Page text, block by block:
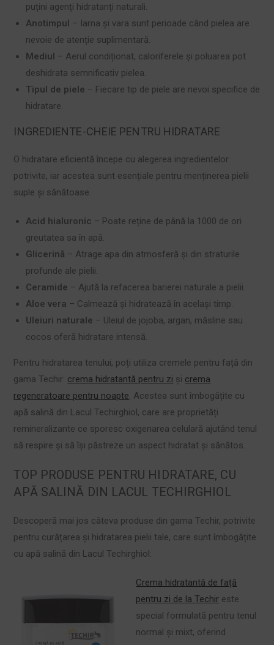
puțini agenți hidratanți naturali.
Anotimpul – Iarna și vara sunt perioade când pielea are
nevoie de atenție suplimentară.
Mediul – Aerul condiționat, caloriferele și poluarea pot
deshidrata semnificativ pielea.
Tipul de piele – Fiecare tip de piele are nevoi specifice de
hidratare.
INGREDIENTE-CHEIE PENTRU HIDRATARE
O hidratare eficientă începe cu alegerea ingredientelor
potrivite, iar acestea sunt esențiale pentru menținerea pielii
suple și sănătoase.
Acid hialuronic – Poate reține de până la 1000 de ori
greutatea sa în apă.
Glicerină – Atrage apa din atmosferă și din straturile
profunde ale pielii.
Ceramide – Ajută la refacerea barierei naturale a pielii.
Aloe vera – Calmează și hidratează în același timp.
Uleiuri naturale – Uleiul de jojoba, argan, măsline sau
cocos oferă hidratare intensă.
Pentru hidratarea tenului, poți utiliza cremele pentru față din
gama Techir: crema hidratantă pentru zi și crema
regeneratoare pentru noapte . Acestea sunt îmbogățite cu
apă salină din Lacul Techirghiol, care are proprietăți
remineralizante ce sporesc oxigenarea celulară ajutând tenul
să respire şi să îşi păstreze un aspect hidratat şi sănătos.
TOP PRODUSE PENTRU HIDRATARE, CU
APĂ SALINĂ DIN LACUL TECHIRGHIOL
Descoperă mai jos câteva produse din gama Techir, potrivite
pentru curățarea și hidratarea pielii tale, care sunt îmbogățite
cu apă salină din Lacul Techirghiol:
Crema hidratantă de față
pentru zi de la Techir este
special formulată pentru tenul
normal și mixt, oferind